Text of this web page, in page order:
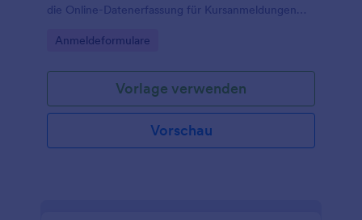
die Online-Datenerfassung für Kursanmeldungen
Formularantwort.
Go to Category:
Anmeldeformulare
Vorlage verwenden
Vorschau